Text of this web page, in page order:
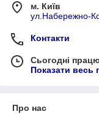
м. Київ
ул.Набережно-
Контакти
Сьогодні
Показати весь
Про нас